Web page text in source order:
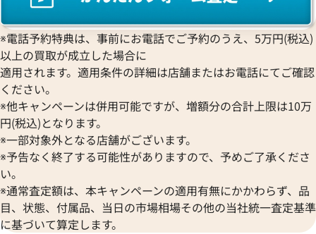
※電話予約特典は、事前にお電話でご予約のうえ、5万円(税込)
以上の買取が成立した場合に
適用されます。適用条件の詳細は店舗またはお電話にてご確認
ください。
※他キャンペーンは併用可能ですが、増額分の合計上限は10万
円(税込)となります。
※一部対象外となる店舗がございます。
※予告なく終了する可能性がありますので、予めご了承くださ
い。
※通常査定額は、本キャンペーンの適用有無にかかわらず、品
目、状態、付属品、当日の市場相場その他の当社統一査定基準
に基づいて算定します。